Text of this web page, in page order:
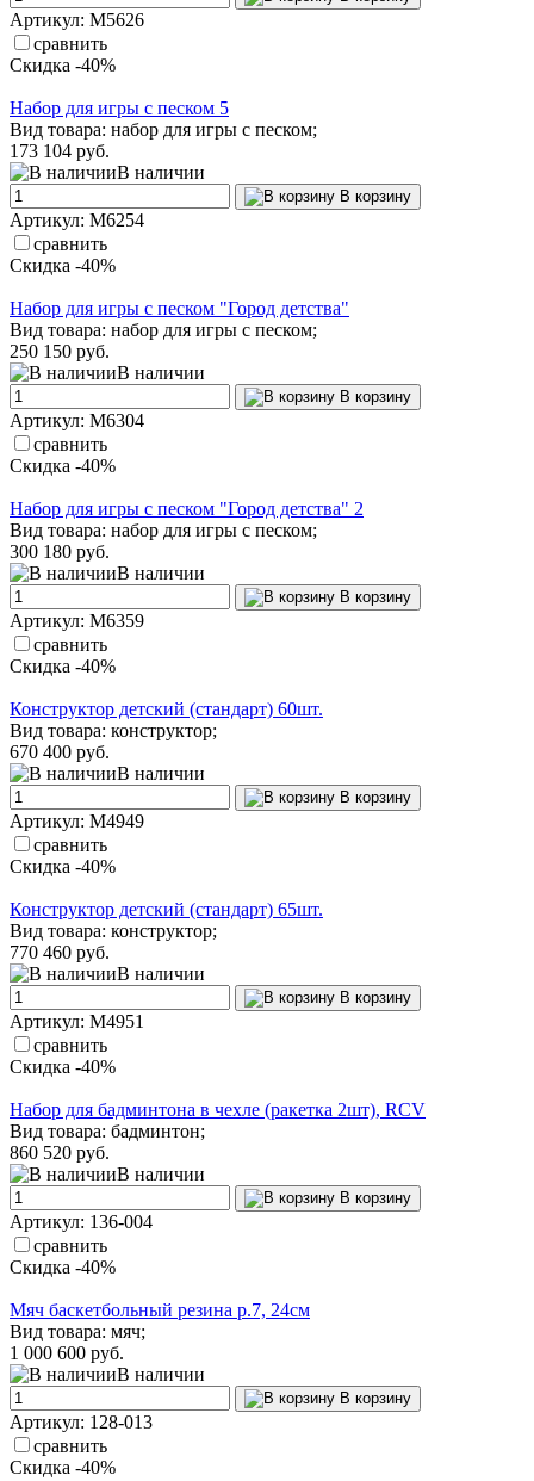
Артикул: М5626
сравнить
Скидка -40%
Набор для игры с песком 5
Вид товара: набор для игры с песком;
173 104 руб.
В наличии
В корзину
Артикул: М6254
сравнить
Скидка -40%
Набор для игры с песком "Город детства"
Вид товара: набор для игры с песком;
250 150 руб.
В наличии
В корзину
Артикул: М6304
сравнить
Скидка -40%
Набор для игры с песком "Город детства" 2
Вид товара: набор для игры с песком;
300 180 руб.
В наличии
В корзину
Артикул: М6359
сравнить
Скидка -40%
Конструктор детский (стандарт) 60шт.
Вид товара: конструктор;
670 400 руб.
В наличии
В корзину
Артикул: М4949
сравнить
Скидка -40%
Конструктор детский (стандарт) 65шт.
Вид товара: конструктор;
770 460 руб.
В наличии
В корзину
Артикул: М4951
сравнить
Скидка -40%
Набор для бадминтона в чехле (ракетка 2шт), RCV
Вид товара: бадминтон;
860 520 руб.
В наличии
В корзину
Артикул: 136-004
сравнить
Скидка -40%
Мяч баскетбольный резина р.7, 24см
Вид товара: мяч;
1 000 600 руб.
В наличии
В корзину
Артикул: 128-013
сравнить
Скидка -40%